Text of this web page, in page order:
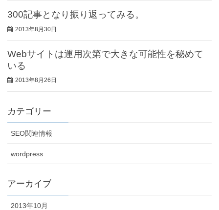
300記事となり振り返ってみる。
2013年8月30日
Webサイトは運用次第で大きな可能性を秘めて
いる
2013年8月26日
カテゴリー
SEO関連情報
wordpress
アーカイブ
2013年10月